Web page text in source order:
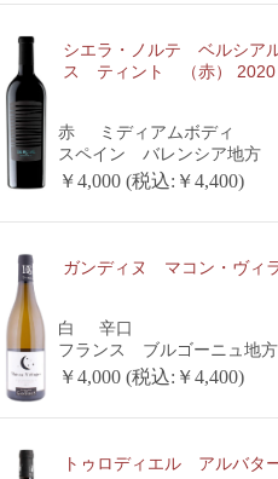
シエラ・ノルテ ベルシア
ス ティント （赤） 2020
赤
ミディアムボディ
スペイン バレンシア地方
￥4,000 (税込:￥4,400)
ガンディヌ マコン・ヴィ
白
辛口
フランス ブルゴーニュ地方
￥4,000 (税込:￥4,400)
トゥロディエル アルバタ